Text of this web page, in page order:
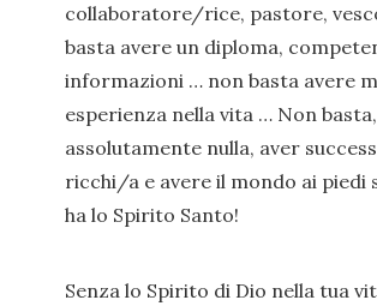
collaboratore/rice, pastore,
basta avere un diploma,
informazioni … non basta avere
esperienza nella vita … Non basta,
assolutamente nulla, aver
ricchi/a e avere il mondo ai piedi
ha lo Spirito Santo!
Senza lo Spirito di Dio nella tua